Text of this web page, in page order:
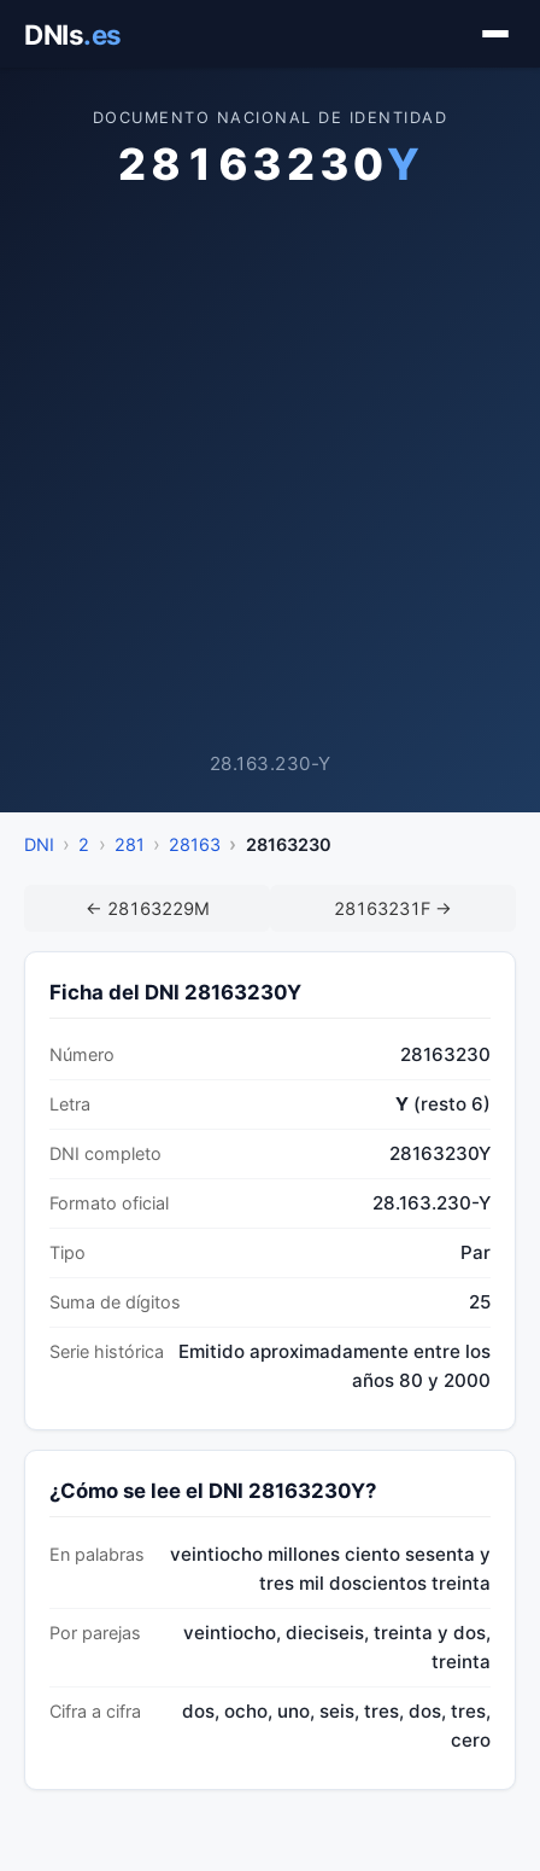
DNIs.es
DOCUMENTO NACIONAL DE IDENTIDAD
28163230Y
28.163.230-Y
DNI 2 281 28163 28163230
← 28163229M 28163231F →
Ficha del DNI 28163230Y
Número 28163230
Letra Y (resto 6)
DNI completo 28163230Y
Formato oficial 28.163.230-Y
Tipo Par
Suma de dígitos 25
Serie histórica
Emitido aproximadamente entre los
años 80 y 2000
¿Cómo se lee el DNI 28163230Y?
En palabras
veintiocho millones ciento sesenta y
tres mil doscientos treinta
Por parejas
veintiocho, dieciseis, treinta y dos,
treinta
Cifra a cifra
dos, ocho, uno, seis, tres, dos, tres,
cero